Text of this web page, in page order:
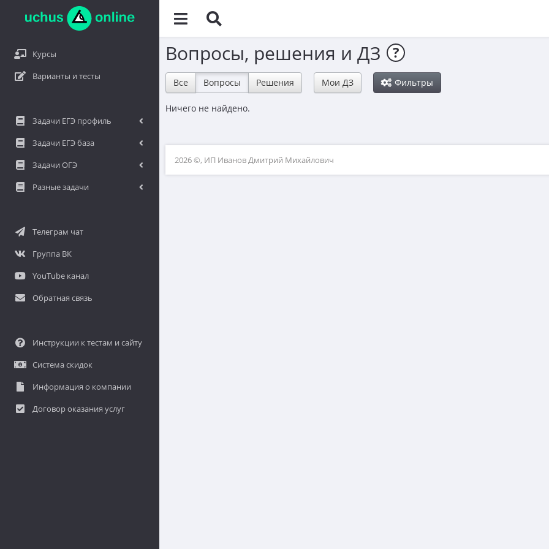
Курсы
Варианты и тесты
Задачи ЕГЭ профиль
Задачи ЕГЭ база
Задачи ОГЭ
Разные задачи
Телеграм чат
Группа ВК
YouTube канал
Обратная связь
Инструкции к тестам и сайту
Система скидок
Информация о компании
Договор оказания услуг
Вопросы, решения и ДЗ ?
Все Вопросы Решения Мои ДЗ Фильтры
Ничего не найдено.
2026 ©, ИП Иванов Дмитрий Михайлович